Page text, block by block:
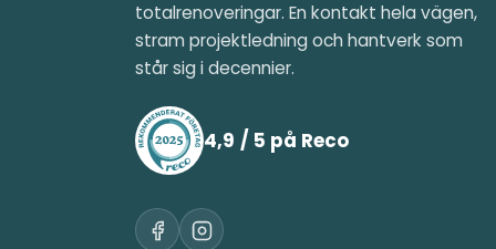
totalrenoveringar. En kontakt hela vägen,
stram projektledning och hantverk som
står sig i decennier.
4,9 / 5 på Reco